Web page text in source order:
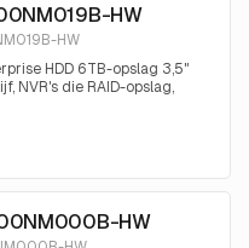
HW
HW
HDD 6TB-opslag 3,5"
NVR's die RAID-opslag,
HW